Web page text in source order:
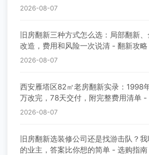
2026-08-07
旧房翻新三种方式怎么选：局部翻新
改造，费用和风险一次说清 - 翻新攻略
2026-08-07
西安雁塔区82㎡老房翻新实录：1998
万改完，78天交付，附完整费用清单 -
2026-08-07
旧房翻新选装修公司还是找游击队？
的业主，答案比你想的简单 - 选购指南